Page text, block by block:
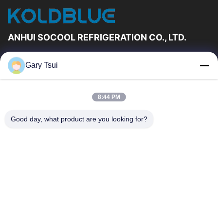
ANHUI SOCOOL REFRIGERATION CO., LTD.
Γρήγορες Συνδέσεις
Σπίτι
Περίπου Εμείς
Μας Ελάτε Σε Επαφή Με
Ζητήστε Ένα Απόσπασμα
Gary Tsui
8:44 PM
Good day, what product are you looking for?